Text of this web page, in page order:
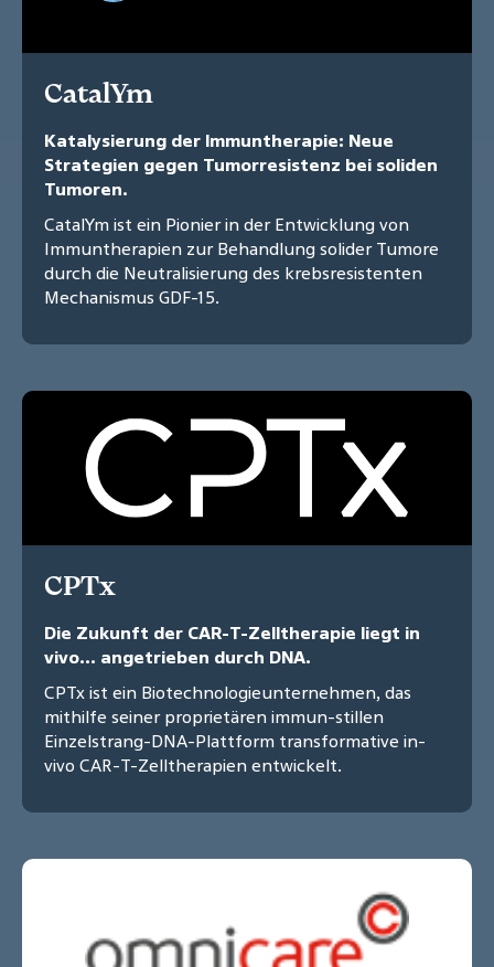
CatalYm
Katalysierung der Immuntherapie: Neue
Strategien gegen Tumorresistenz bei soliden
Tumoren.
CatalYm ist ein Pionier in der Entwicklung von
Immuntherapien zur Behandlung solider Tumore
durch die Neutralisierung des krebsresistenten
Mechanismus GDF-15.
CPTx
Die Zukunft der CAR-T-Zelltherapie liegt in
vivo... angetrieben durch DNA.
CPTx ist ein Biotechnologieunternehmen, das
mithilfe seiner proprietären immun-stillen
Einzelstrang-DNA-Plattform transformative in-
vivo CAR-T-Zelltherapien entwickelt.